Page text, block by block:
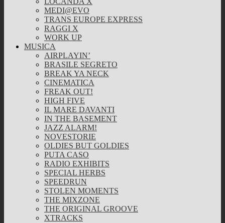
MEDI@EVO
TRANS EUROPE EXPRESS
RAGGI X
WORK UP
MUSICA
AIRPLAYIN’
BRASILE SEGRETO
BREAK YA NECK
CINEMATICA
FREAK OUT!
HIGH FIVE
IL MARE DAVANTI
IN THE BASEMENT
JAZZ ALARM!
NOVESTORIE
OLDIES BUT GOLDIES
PUTA CASO
RADIO EXHIBITS
SPECIAL HERBS
SPEEDRUN
STOLEN MOMENTS
THE MIXZONE
THE ORIGINAL GROOVE
XTRACKS